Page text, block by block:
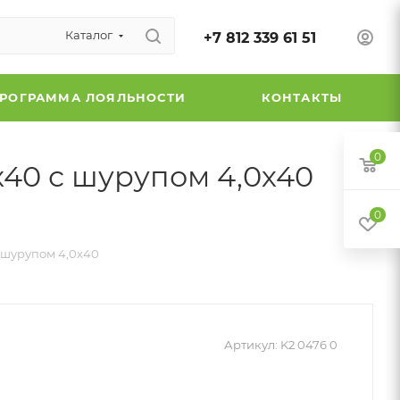
Каталог +7 812 339 61 51
ЛОЯЛЬНОСТИ КОНТАКТЫ
с шурупом 4,0х40
4,0x40
Артикул: K2 0476 0
0
0